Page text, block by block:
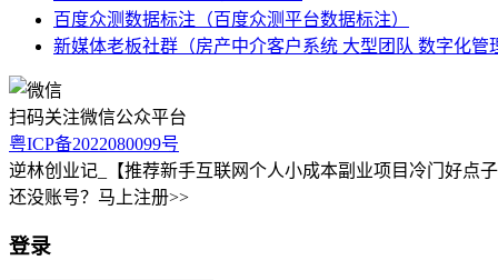
百度众测数据标注（百度众测平台数据标注）
新媒体老板社群（房产中介客户系统 大型团队 数字化管
扫码关注微信公众平台
粤ICP备2022080099号
逆林创业记_【推荐新手互联网个人小成本副业项目冷门好点子
还没账号？马上注册>>
登录